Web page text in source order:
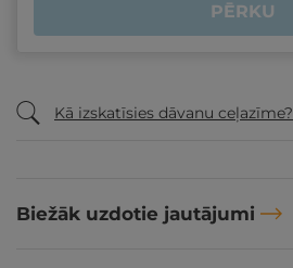
PĒRKU
Kā izskatīsies dāvanu ceļazīme?
Biežāk uzdotie jautājumi